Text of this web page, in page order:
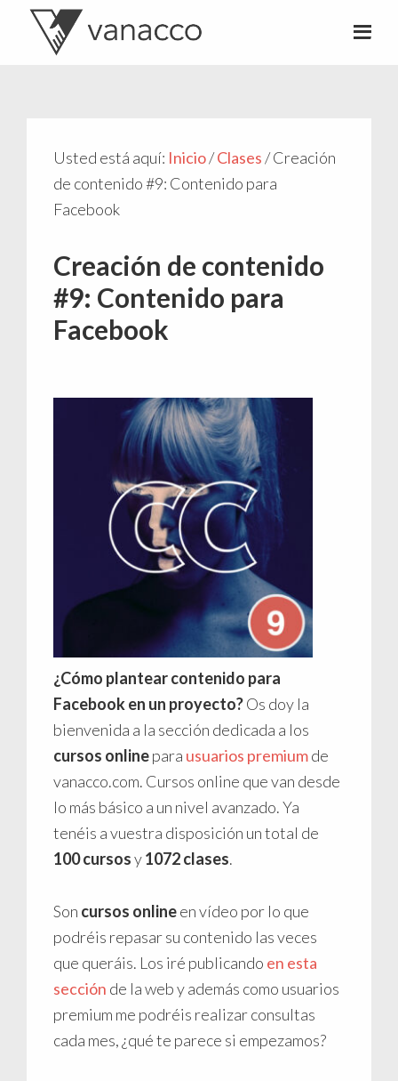
Usted está aquí: Inicio/Clases/Creación
de contenido #9: Contenido para
Facebook
Creación de contenido
#9: Contenido para
Facebook
¿Cómo plantear contenido para
Facebook en un proyecto?Os doy la
bienvenida a la sección dedicada a los
cursos onlinepara usuarios premiumde
vanacco.com. Cursos online que van desde
lo más básico a un nivel avanzado. Ya
tenéis a vuestra disposición un total de
100 cursosy1072 clases.
Son cursos onlineen vídeo por lo que
podréis repasar su contenido las veces
que queráis. Los iré publicando en esta
sección de la web y además como usuarios
premium me podréis realizar consultas
cada mes, ¿qué te parece si empezamos?